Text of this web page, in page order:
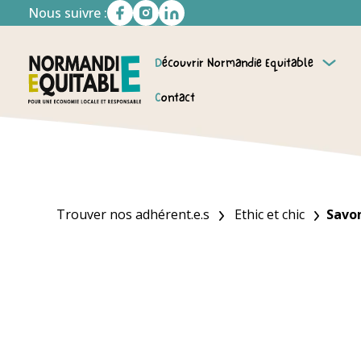
Nous suivre :
Découvrir Normandie Equitable
Contact
Trouver nos adhérent.e.s Ethic et chic